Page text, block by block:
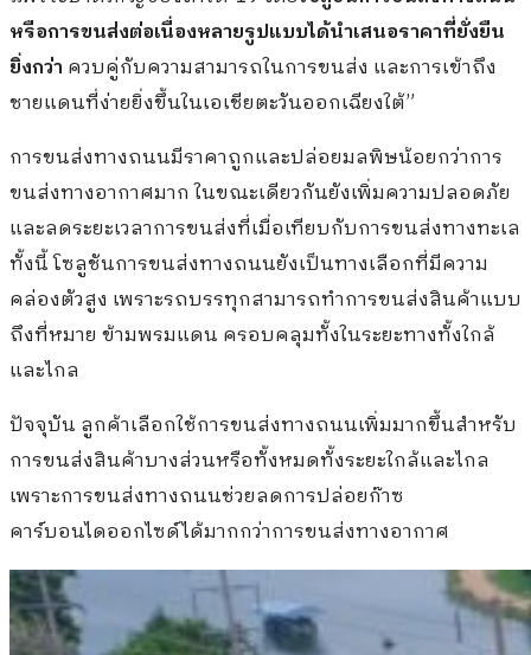
หรือการขนส่งต่อเนื่องหลายรูปแบบได้นำเสนอราคาที่ยั่งยืน
ยิ่งกว่า ควบคู่กับความสามารถในการขนส่ง และการเข้าถึง
ชายแดนที่ง่ายยิ่งขึ้นในเอเชียตะวันออกเฉียงใต้”
การขนส่งทางถนนมีราคาถูกและปล่อยมลพิษน้อยกว่าการ
ขนส่งทางอากาศมาก ในขณะเดียวกันยังเพิ่มความปลอดภัย
และลดระยะเวลาการขนส่งที่เมื่อเทียบกับการขนส่งทางทะเล
ทั้งนี้ โซลูชันการขนส่งทางถนนยังเป็นทางเลือกที่มีความ
คล่องตัวสูง เพราะรถบรรทุกสามารถทำการขนส่งสินค้าแบบ
ถึงที่หมาย ข้ามพรมแดน ครอบคลุมทั้งในระยะทางทั้งใกล้
และไกล
ปัจจุบัน ลูกค้าเลือกใช้การขนส่งทางถนนเพิ่มมากขึ้นสำหรับ
การขนส่งสินค้าบางส่วนหรือทั้งหมดทั้งระยะใกล้และไกล
เพราะการขนส่งทางถนนช่วยลดการปล่อยก๊าซ
คาร์บอนไดออกไซด์ได้มากกว่าการขนส่งทางอากาศ